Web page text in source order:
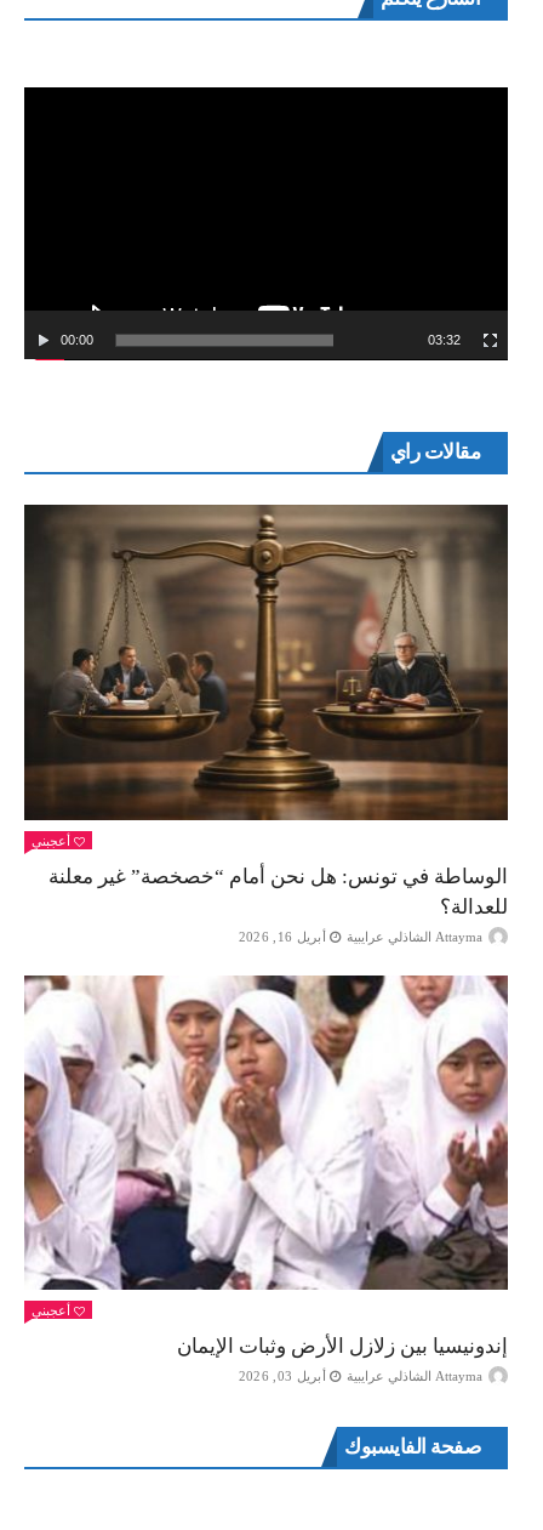
00:00 03:32
مقالات راي
أعجبني
الوساطة في تونس: هل نحن أمام “خصخصة” غير معلنة
للعدالة؟
Attayma الشاذلي عرايبية أبريل 16, 2026
أعجبني
إندونيسيا بين زلازل الأرض وثبات الإيمان
Attayma الشاذلي عرايبية أبريل 03, 2026
صفحة الفايسبوك